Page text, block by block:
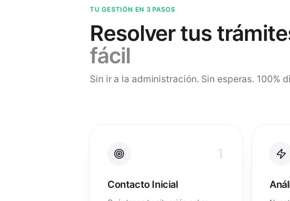
TU GESTIÓN EN 3 PASOS
Resolver tus
fácil
Sin ir a la administración. Sin esperas. 100%
1
Contacto Inicial